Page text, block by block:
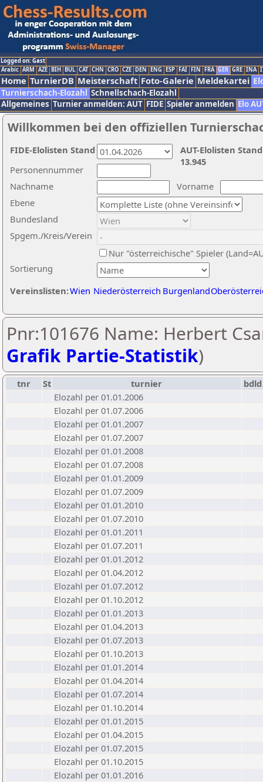
Logged on: Gast
Arabic ARM AZE BIH BUL CAT CHN CRO CZE DEN ENG ESP FAI FIN FRA GER GRE INA
Home TurnierDB Meisterschaft Foto-Galerie Meldekartei
Turnierschach-Elozahl Schnellschach-Elozahl
Allgemeines Turnier anmelden: AUT FIDE Spieler anmelden Elo
Willkommen bei den offiziellen
Nachname
Vorname
Ebene
Sortierung
Personennummer
Bundesland
Spgem./Kreis/Verein
Nur "österreichische" Spieler
Vereinslisten:Wien Niederösterreich Burgenland
AUT-Elolisten
13.945
FIDE-Elolisten Stand
Pnr:101676 Name: Herbert
Grafik Partie-Statistik)
tnr St turnier
bdld
Elozahl per 01.01.2006
Elozahl per 01.07.2006
Elozahl per 01.01.2007
Elozahl per 01.07.2007
Elozahl per 01.01.2008
Elozahl per 01.07.2008
Elozahl per 01.01.2009
Elozahl per 01.07.2009
Elozahl per 01.01.2010
Elozahl per 01.07.2010
Elozahl per 01.01.2011
Elozahl per 01.07.2011
Elozahl per 01.01.2012
Elozahl per 01.04.2012
Elozahl per 01.07.2012
Elozahl per 01.10.2012
Elozahl per 01.01.2013
Elozahl per 01.04.2013
Elozahl per 01.07.2013
Elozahl per 01.10.2013
Elozahl per 01.01.2014
Elozahl per 01.04.2014
Elozahl per 01.07.2014
Elozahl per 01.10.2014
Elozahl per 01.01.2015
Elozahl per 01.04.2015
Elozahl per 01.07.2015
Elozahl per 01.10.2015
Elozahl per 01.01.2016